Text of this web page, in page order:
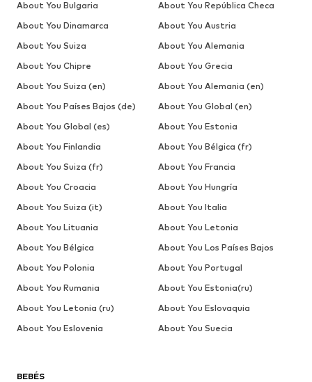
BEBÉS
About You Bulgaria
About You República Checa
About You Dinamarca
About You Austria
About You Suiza
About You Alemania
About You Chipre
About You Grecia
About You Suiza (en)
About You Alemania (en)
About You Países Bajos (de)
About You Global (en)
About You Global (es)
About You Estonia
About You Finlandia
About You Bélgica (fr)
About You Suiza (fr)
About You Francia
About You Croacia
About You Hungría
About You Suiza (it)
About You Italia
About You Lituania
About You Letonia
About You Bélgica
About You Los Países Bajos
About You Polonia
About You Portugal
About You Rumania
About You Estonia(ru)
About You Letonia (ru)
About You Eslovaquia
About You Eslovenia
About You Suecia